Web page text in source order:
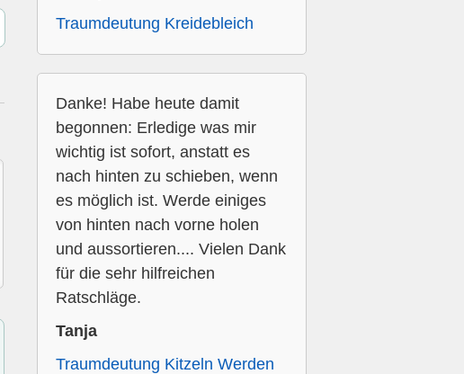
Traumdeutung Kreidebleich
Danke! Habe heute damit
begonnen: Erledige was mir
wichtig ist sofort, anstatt es
nach hinten zu schieben, wenn
es möglich ist. Werde einiges
von hinten nach vorne holen
und aussortieren.... Vielen Dank
für die sehr hilfreichen
Ratschläge.
Tanja
Traumdeutung Kitzeln Werden